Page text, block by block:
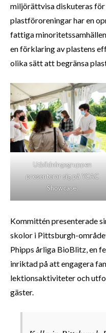
miljörättvisa diskuteras
plastföroreningar har en
fattiga
en förklaring av plastens
olika sätt att begränsa
Utbildningsgruppen
presenterar sig på YCAC
Showcase.
Kommittén presenterade
skolor i Pittsburgh-
Phipps årliga BioBlitz, en
inriktad på att engagera
lektionsaktiviteter och
gäster.